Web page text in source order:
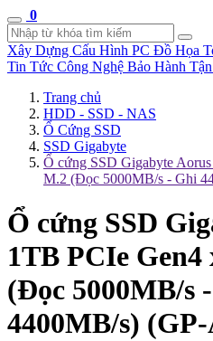
0
Xây Dựng Cấu Hình PC Đồ Họa
Tin Tức Công Nghệ Bảo Hành
Trang chủ
HDD - SSD - NAS
Ổ Cứng SSD
SSD Gigabyte
Ổ cứng SSD Gigabyte
M.2 (Đọc 5000MB/s - Ghi
Ổ cứng SSD
1TB PCIe
(Đọc 5000MB/s
4400MB/s)